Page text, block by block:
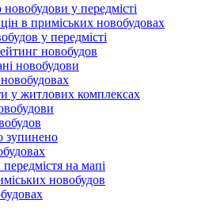
у передмісті
в приміських новобудовах
у передмісті
новобудов
новобудови
у житлових комплексах
зупинено
на мапі
новобудов